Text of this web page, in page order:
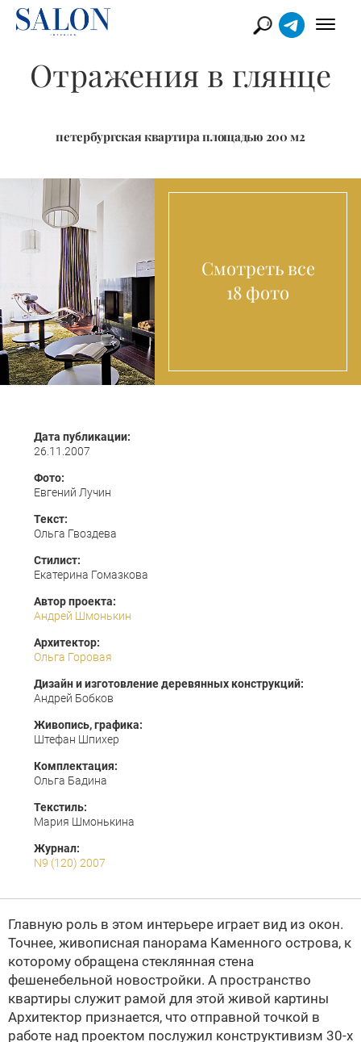
Отражения в глянце
петербургская квартира площадью 200 м2
Смотреть все
18 фото
Дата публикации:
26.11.2007
Фото:
Евгений Лучин
Текст:
Ольга Гвоздева
Стилист:
Екатерина Гомазкова
Автор проекта:
Андрей Шмонькин
Архитектор:
Ольга Горовая
Дизайн и изготовление деревянных конструкций:
Андрей Бобков
Живопись, графика:
Штефан Шпихер
Комплектация:
Ольга Бадина
Текстиль:
Мария Шмонькина
Журнал:
N9 (120) 2007
Главную роль в этом интерьере играет вид из окон.
Точнее, живописная панорама Каменного острова, к
которому обращена стеклянная стена
фешенебельной новостройки. А пространство
квартиры служит рамой для этой живой картины
Архитектор признается, что отправной точкой в
работе над проектом послужил конструктивизм 30-х